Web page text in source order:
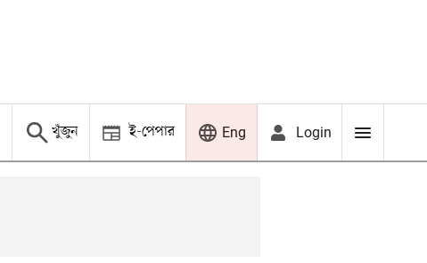
খুঁজুন ই-পেপার Eng Login